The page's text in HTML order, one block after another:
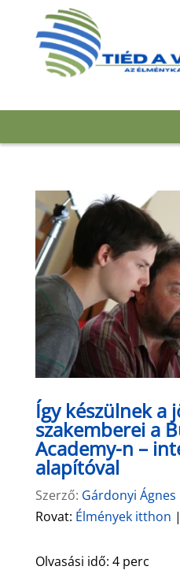
Így készülnek a
szakemberei a
Academy-n –
alapítóval
Szerző: Gárdonyi Ágnes
Rovat: Élmények itthon |
Olvasási idő: 4 perc